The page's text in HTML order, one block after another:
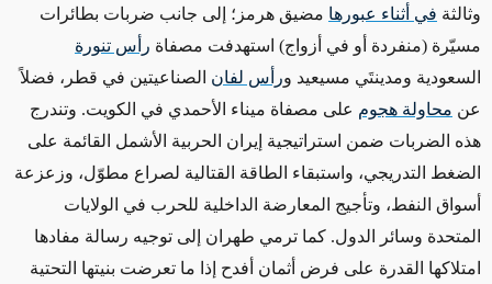
وثالثة في أثناء عبورها مضيق هرمز؛ إلى جانب ضربات بطائرات
مسيّرة (منفردة أو في أزواج) استهدفت مصفاة رأس تنورة
السعودية ومدينتَي مسيعيد ورأس لفان الصناعيتين في قطر، فضلاً
عن محاولة هجوم على مصفاة ميناء الأحمدي في الكويت. وتندرج
هذه الضربات ضمن استراتيجية إيران الحربية الأشمل القائمة على
الضغط التدريجي، واستبقاء الطاقة القتالية لصراع مطوّل، وزعزعة
أسواق النفط، وتأجيج المعارضة الداخلية للحرب في الولايات
المتحدة وسائر الدول. كما ترمي طهران إلى توجيه رسالة مفادها
امتلاكها القدرة على فرض أثمان أفدح إذا ما تعرضت بنيتها التحتية